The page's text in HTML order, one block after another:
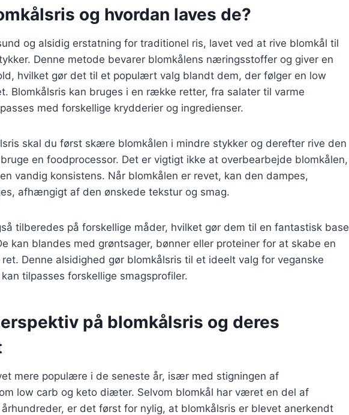
og hvordan laves de?
og alsidig erstatning for traditionel ris, lavet ved at rive blomkål til
Denne metode bevarer blomkålens næringsstoffer og giver en
hvilket gør det til et populært valg blandt dem, der følger en low
Blomkålsris kan bruges i en række retter, fra salater til varme
med forskellige krydderier og ingredienser.
skal du først skære blomkålen i mindre stykker og derefter rive den
en foodprocessor. Det er vigtigt ikke at overbearbejde blomkålen,
vandig konsistens. Når blomkålen er revet, kan den dampes,
afhængigt af den ønskede tekstur og smag.
tilberedes på forskellige måder, hvilket gør dem til en fantastisk base
kan blandes med grøntsager, bønner eller proteiner for at skabe en
Denne alsidighed gør blomkålsris til et ideelt valg for veganske
tilpasses forskellige smagsprofiler.
på blomkålsris og deres
mere populære i de seneste år, især med stigningen af
low carb og keto diæter. Selvom blomkål har været en del af
er det først for nylig, at blomkålsris er blevet anerkendt